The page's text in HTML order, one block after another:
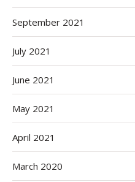
September 2021
July 2021
June 2021
May 2021
April 2021
March 2020